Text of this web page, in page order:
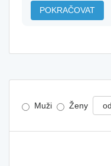
POKRAČOVAT
Muži Ženy